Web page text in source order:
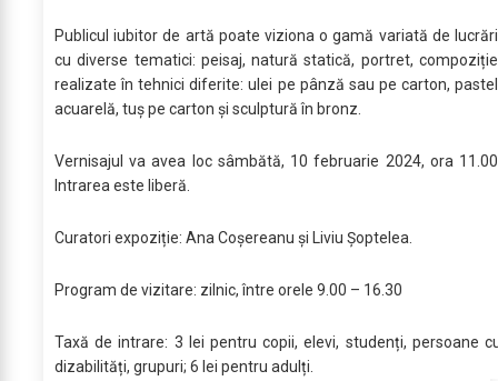
Publicul iubitor de artă poate viziona o gamă variată de
cu diverse tematici: peisaj, natură statică, portret,
realizate în tehnici diferite: ulei pe pânză sau pe carton,
acuarelă, tuș pe carton și sculptură în bronz.
Vernisajul va avea loc sâmbătă, 10 februarie 2024, ora
Intrarea este liberă.
Curatori expoziție: Ana Coșereanu și Liviu Șoptelea.
Program de vizitare: zilnic, între orele 9.00 – 16.30
Taxă de intrare: 3 lei pentru copii, elevi, studenți, persoane
dizabilități, grupuri; 6 lei pentru adulți.